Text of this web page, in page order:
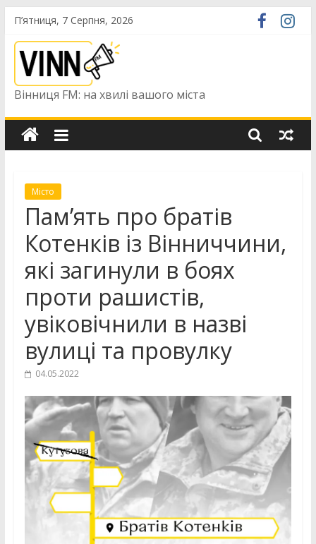
Skip
content
П’ятниця, 7 Серпня, 2026
Вінниця FM: на хвилі вашого міста
Місто
Пам’ять про братів
Котенків із Вінниччини,
які загинули в боях
проти рашистів,
увіковічнили в назві
вулиці та провулку
04.05.2022